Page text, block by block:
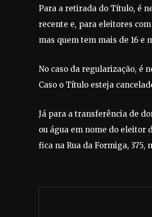
Para a retirada do Título, é
recente e, para eleitores
mas quem tem mais de 16 e
No caso da regularização, é
Caso o Título esteja
Já para a transferência de
ou água em nome do eleitor
fica na Rua da Formiga, 375,